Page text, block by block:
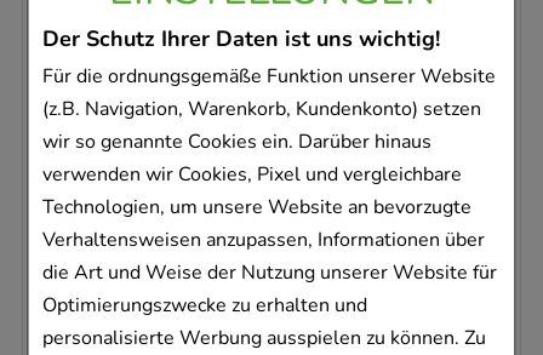
Der Schutz Ihrer Daten ist uns wichtig!
Für die ordnungsgemäße Funktion unserer Website
(z.B. Navigation, Warenkorb, Kundenkonto) setzen
wir so genannte Cookies ein. Darüber hinaus
verwenden wir Cookies, Pixel und vergleichbare
Technologien, um unsere Website an bevorzugte
Verhaltensweisen anzupassen, Informationen über
die Art und Weise der Nutzung unserer Website für
Optimierungszwecke zu erhalten und
personalisierte Werbung ausspielen zu können. Zu
HEDELIX s.a. Tropfen zum Einnehmen
Dr. Theiss Naturwaren GmbH
20ml
Tropfen zum Einnehmen
04595579
Sofort lieferbar